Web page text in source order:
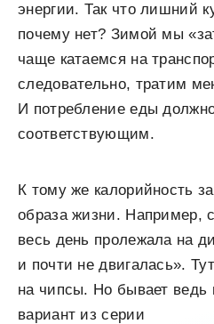
энергии. Так что лишний
почему нет? Зимой мы
чаще катаемся на
следовательно, тратим
И потребление еды
соответствующим.
К тому же калорийность
образа жизни. Например,
весь день пролежала на
и почти не двигалась».
на чипсы. Но бывает ведь
вариант из серии